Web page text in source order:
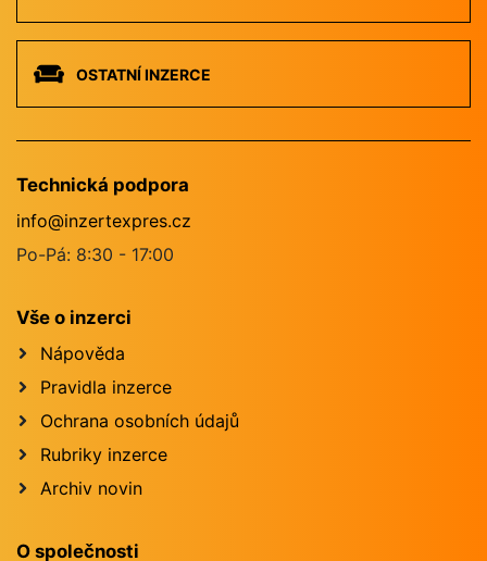
OSTATNÍ INZERCE
Technická podpora
info@inzertexpres.cz
Po-Pá: 8:30 - 17:00
Vše o inzerci
Nápověda
Pravidla inzerce
Ochrana osobních údajů
Rubriky inzerce
Archiv novin
O společnosti